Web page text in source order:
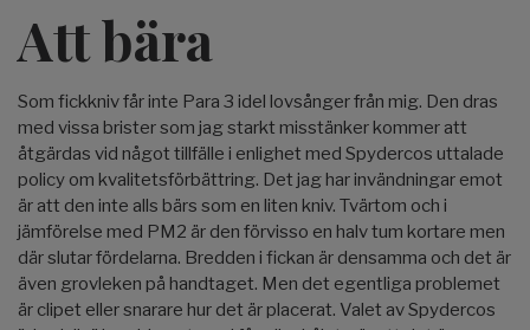
Att bära
Som fickkniv får inte Para 3 idel lovsånger från mig. Den dras
med vissa brister som jag starkt misstänker kommer att
åtgärdas vid något tillfälle i enlighet med Spydercos uttalade
policy om kvalitetsförbättring. Det jag har invändningar emot
är att den inte alls bärs som en liten kniv. Tvärtom och i
jämförelse med PM2 är den förvisso en halv tum kortare men
där slutar fördelarna. Bredden i fickan är densamma och det är
även grovleken på handtaget. Men det egentliga problemet
är clipet eller snarare hur det är placerat. Valet av Spydercos